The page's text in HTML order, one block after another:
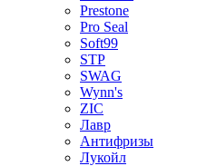
Prestone
Pro Seal
Soft99
STP
SWAG
Wynn's
ZIC
Лавр
Антифризы
Лукойл